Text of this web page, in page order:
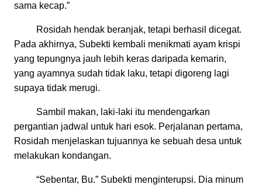
sama kecap.”
Rosidah hendak beranjak, tetapi berhasil dicegat.
Pada akhirnya, Subekti kembali menikmati ayam krispi
yang tepungnya jauh lebih keras daripada kemarin,
yang ayamnya sudah tidak laku, tetapi digoreng lagi
supaya tidak merugi.
Sambil makan, laki-laki itu mendengarkan
pergantian jadwal untuk hari esok. Perjalanan pertama,
Rosidah menjelaskan tujuannya ke sebuah desa untuk
melakukan kondangan.
“Sebentar, Bu.” Subekti menginterupsi. Dia minum